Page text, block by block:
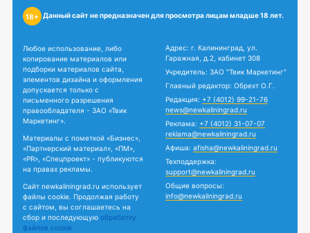
18+ Данный сайт не предназначен для просмотра лицам младше 18 лет.
Любое использование, либо
копирование материалов или
подборки материалов сайта,
элементов дизайна и оформления
допускается только с
письменного разрешения
правообладателя - ЗАО «Твик
Маркетинг».
Материалы с пометкой «Бизнес»,
«Партнерский материал», «ПМ»,
«PR», «Спецпроект» - публикуются
на правах рекламы.
Сайт newkaliningrad.ru использует
файлы cookie. Продолжая работу
с сайтом, вы соглашаетесь на
сбор и последующую обработку
файлов cookie.
Адрес: г. Калининград, ул.
Гаражная, д.2, кабинет 308
Учредитель: ЗАО "Твик Маркетинг"
Главный редактор: Обрехт О.Г.
Редакция: +7 (4012) 99-21-76
news@newkaliningrad.ru
Реклама: +7 (4012) 31-07-07
reklama@newkaliningrad.ru
Афиша: afisha@newkaliningrad.ru
Техподдержка:
support@newkaliningrad.ru
Общие вопросы:
info@newkaliningrad.ru